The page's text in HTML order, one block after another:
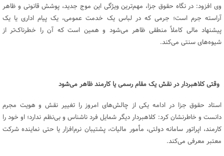
وی افزود: در نگاه حقوق جزا، مهم‌ترین ویژگی این موج جدید، پوشش قانونی و ظاهر
آراسته جرم است؛ جرمی که در لباس یک خدمت عمومی، یک پیام اداری یا یک
پیشنهاد مالی کاملاً منطقی ظاهر می‌شود و همین است که آن را خطرناک‌تر از
شیوه‌های سنتی می‌کند.
وقتی کلاهبردار در نقش یک مقام رسمی یا کارمند ظاهر می‌شود
استاد حقوق جزا در ادامه یکی از چالش‌های امروز را تغییر نقش و هویت مجرم
دانست و خاطرنشان کرد: کلاهبردار دیگر شمایل فرد ناشناس و بی‌نظم ندارد؛ او خود را
کارمند، اپراتور سامانه دولتی، مأمور مالیات، پشتیبان نرم‌افزار یا حتی نماینده شرکت
معتبر معرفی می‌کند.